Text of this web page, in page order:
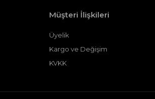
Müşteri İlişkileri
Üyelik
Kargo ve Değişim
KVKK